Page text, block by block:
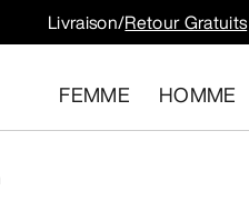
Livraison/Retour Gratuits
FEMME HOMME